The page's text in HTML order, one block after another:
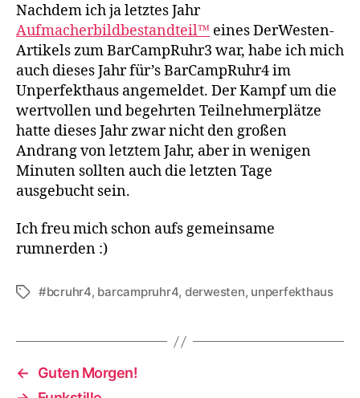
Nachdem ich ja letztes Jahr
Aufmacherbildbestandteil™ eines DerWesten-
Artikels zum BarCampRuhr3 war, habe ich mich
auch dieses Jahr für’s BarCampRuhr4 im
Unperfekthaus angemeldet. Der Kampf um die
wertvollen und begehrten Teilnehmerplätze
hatte dieses Jahr zwar nicht den großen
Andrang von letztem Jahr, aber in wenigen
Minuten sollten auch die letzten Tage
ausgebucht sein.
Ich freu mich schon aufs gemeinsame
rumnerden :)
Schlagwörter
#bcruhr4, barcampruhr4, derwesten, unperfekthaus
←
Guten Morgen!